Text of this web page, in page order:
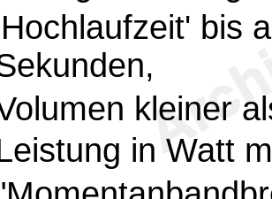
bis
kleiner
in Watt